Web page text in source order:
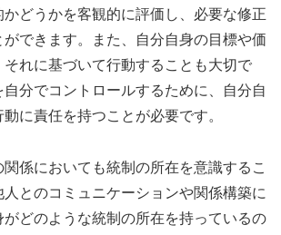
どうかを客観的に評価し、必要な修正
できます。また、自分自身の目標や価
れに基づいて行動することも大切で
分でコントロールするために、自分自
に責任を持つことが必要です。
係においても統制の所在を意識するこ
人とのコミュニケーションや関係構築に
がどのような統制の所在を持っているの